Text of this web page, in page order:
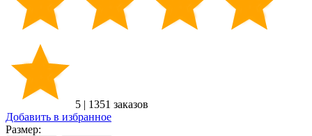
5 | 1351 заказов
Добавить в избранное
Размер: